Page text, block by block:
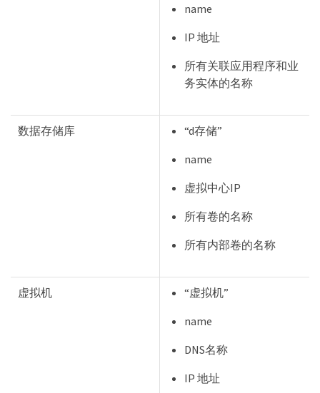
name
IP 地址
所有关联应用程序和业
务实体的名称
数据存储库
“d存储”
name
虚拟中心IP
所有卷的名称
所有内部卷的名称
虚拟机
“虚拟机”
name
DNS名称
IP 地址